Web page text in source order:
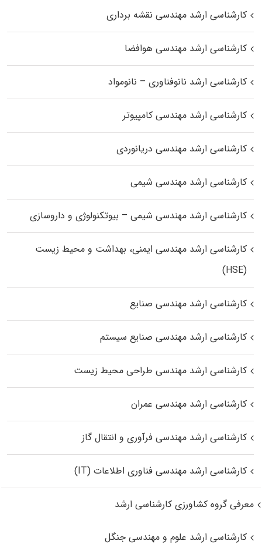
کارشناسی ارشد مهندسی نقشه برداری
کارشناسی ارشد مهندسی هوافضا
کارشناسی ارشد نانوفناوری – نانومواد
کارشناسی ارشد مهندسی کامپیوتر
کارشناسی ارشد مهندسی دریانوردی
کارشناسی ارشد مهندسی شیمی
کارشناسی ارشد مهندسی شیمی – بیوتکنولوژی و داروسازی
کارشناسی ارشد مهندسی ایمنی، بهداشت و محیط زیست
(HSE)
کارشناسی ارشد مهندسی صنایع
کارشناسی ارشد مهندسی صنایع سیستم
کارشناسی ارشد مهندسی طراحی محیط زیست
کارشناسی ارشد مهندسی عمران
کارشناسی ارشد مهندسی فرآوری و انتقال گاز
کارشناسی ارشد مهندسی فناوری اطلاعات (IT)
معرفی گروه کشاورزی کارشناسی ارشد
کارشناسی ارشد علوم و مهندسی جنگل